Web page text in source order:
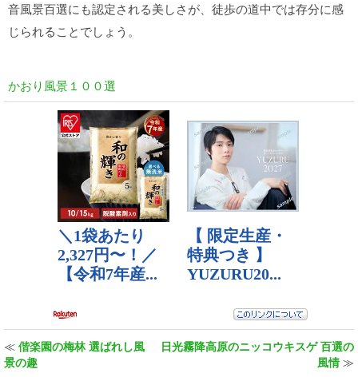
音風景百選にも認定される美しさが、徒歩の道中では存分に感
じられることでしょう。
かおり風景１００選
≪ 偕楽園の梅林 選ばれし風
景の趣
日光霧降高原のニッコウキスゲ 百選の
風情≫